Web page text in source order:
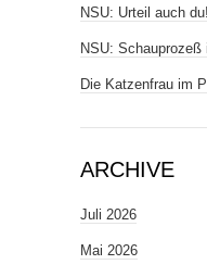
NSU: Urteil auch du!
NSU: Schauprozeß
Die Katzenfrau im
ARCHIVE
Juli 2026
Mai 2026